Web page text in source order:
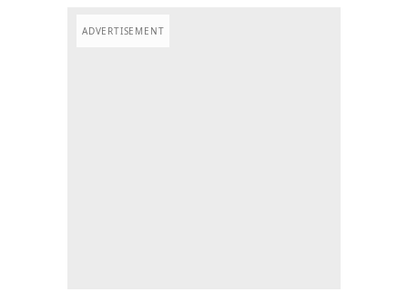
ADVERTISEMENT